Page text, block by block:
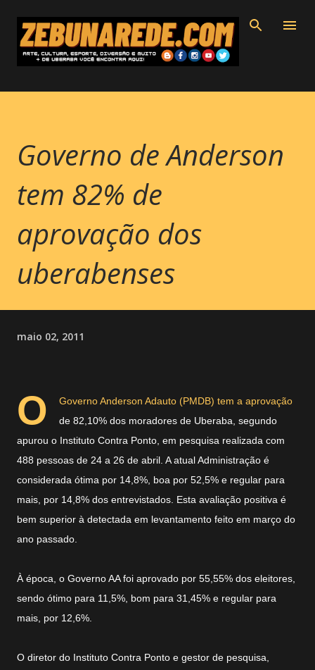
Pular para o conteúdo principal
Governo de Anderson
tem 82% de
aprovação dos
uberabenses
maio 02, 2011
O
Governo Anderson Adauto (PMDB) tem a aprovação
de 82,10% dos moradores de Uberaba, segundo
apurou o Instituto Contra Ponto, em pesquisa realizada com
488 pessoas de 24 a 26 de abril. A atual Administração é
considerada ótima por 14,8%, boa por 52,5% e regular para
mais, por 14,8% dos entrevistados. Esta avaliação positiva é
bem superior à detectada em levantamento feito em março do
ano passado.
À época, o Governo AA foi aprovado por 55,55% dos eleitores,
sendo ótimo para 11,5%, bom para 31,45% e regular para
mais, por 12,6%.
O diretor do Instituto Contra Ponto e gestor de pesquisa,